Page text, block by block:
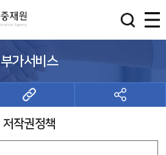
부가서비스
저작권정책